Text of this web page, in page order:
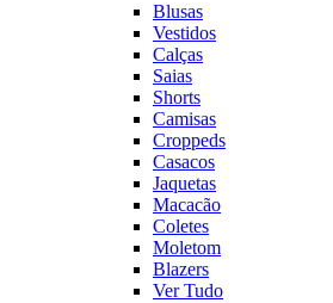
Blusas
Vestidos
Calças
Saias
Shorts
Camisas
Croppeds
Casacos
Jaquetas
Macacão
Coletes
Moletom
Blazers
Ver Tudo